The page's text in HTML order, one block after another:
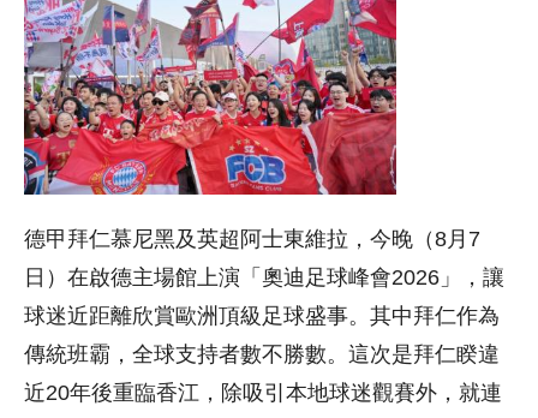
德甲拜仁慕尼黑及英超阿士東維拉，今晚（8月7
日）在啟德主場館上演「奧迪足球峰會2026」，讓
球迷近距離欣賞歐洲頂級足球盛事。其中拜仁作為
傳統班霸，全球支持者數不勝數。這次是拜仁睽違
近20年後重臨香江，除吸引本地球迷觀賽外，就連